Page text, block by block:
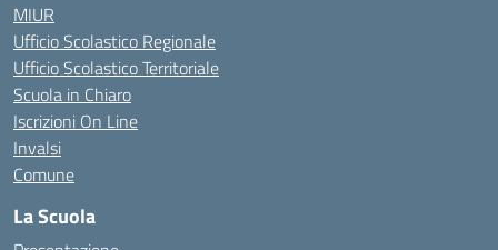
MIUR
Ufficio Scolastico Regionale
Ufficio Scolastico Territoriale
Scuola in Chiaro
Iscrizioni On Line
Invalsi
Comune
La Scuola